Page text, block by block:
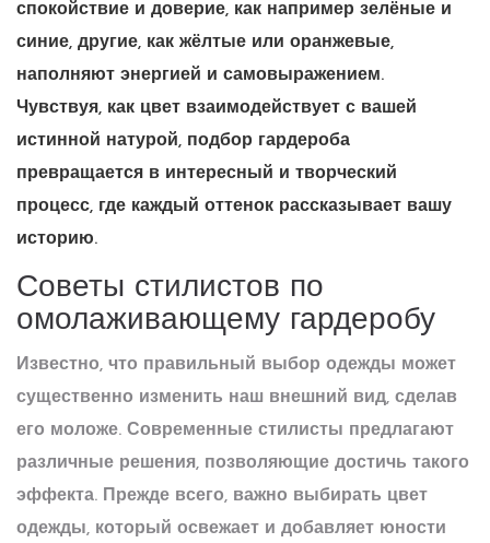
спокойствие и доверие, как например зелёные и
синие, другие, как жёлтые или оранжевые,
наполняют энергией и самовыражением.
Чувствуя, как цвет взаимодействует с вашей
истинной натурой, подбор гардероба
превращается в интересный и творческий
процесс, где каждый оттенок рассказывает вашу
историю.
Советы стилистов по
омолаживающему гардеробу
Известно, что правильный выбор одежды может
существенно изменить наш внешний вид, сделав
его моложе. Современные стилисты предлагают
различные решения, позволяющие достичь такого
эффекта. Прежде всего, важно выбирать цвет
одежды, который освежает и добавляет юности